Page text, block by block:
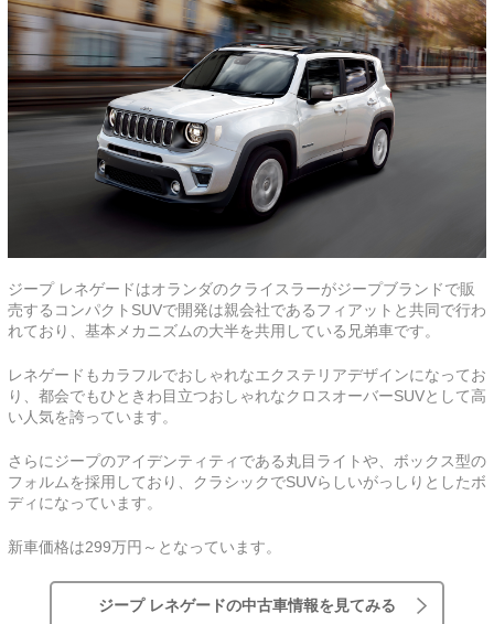
ジープ レネゲードはオランダのクライスラーがジープブランドで販
売するコンパクトSUVで開発は親会社であるフィアットと共同で行わ
れており、基本メカニズムの大半を共用している兄弟車です。
レネゲードもカラフルでおしゃれなエクステリアデザインになってお
り、都会でもひときわ目立つおしゃれなクロスオーバーSUVとして高
い人気を誇っています。
さらにジープのアイデンティティである丸目ライトや、ボックス型の
フォルムを採用しており、クラシックでSUVらしいがっしりとしたボ
ディになっています。
新車価格は299万円～となっています。
ジープ レネゲードの中古車情報を見てみる